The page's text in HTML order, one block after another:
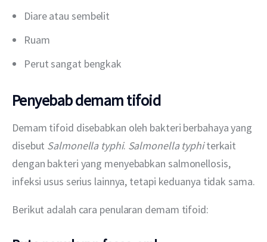
Diare atau sembelit
Ruam
Perut sangat bengkak
Penyebab demam tifoid
Demam tifoid disebabkan oleh bakteri berbahaya yang
disebut Salmonella typhi. Salmonella typhi terkait
dengan bakteri yang menyebabkan salmonellosis,
infeksi usus serius lainnya, tetapi keduanya tidak sama.
Berikut adalah cara penularan demam tifoid: